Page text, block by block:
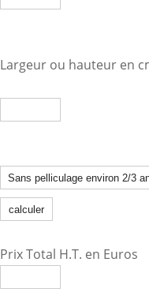
Largeur ou hauteur en
Prix Total H.T. en Euros